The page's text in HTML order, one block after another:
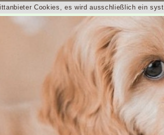
Cookies, es wird ausschließlich ein